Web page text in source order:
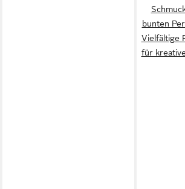
bunten
Vielfältige
für